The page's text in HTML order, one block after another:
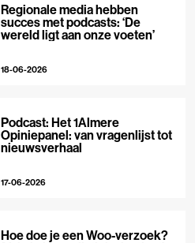
Regionale media hebben
succes met podcasts: ‘De
wereld ligt aan onze voeten’
18-06-2026
Podcast: Het 1Almere
Opiniepanel: van vragenlijst tot
nieuwsverhaal
17-06-2026
Hoe doe je een Woo-verzoek?